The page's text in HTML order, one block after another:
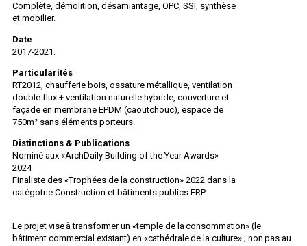
Complète, démolition, désamiantage, OPC, SSI, synthèse
et mobilier.
Date
2017-2021.
Particularités
RT2012, chaufferie bois, ossature métallique, ventilation
double flux + ventilation naturelle hybride, couverture et
façade en membrane EPDM (caoutchouc), espace de
750m² sans éléments porteurs.
Distinctions & Publications
Nominé aux «ArchDaily Building of the Year Awards»
2024
Finaliste des «Trophées de la construction» 2022 dans la
catégotrie Construction et bâtiments publics ERP
Le projet vise à transformer un «temple de la consommation» (le
bâtiment commercial existant) en «cathédrale de la culture» ; non pas au